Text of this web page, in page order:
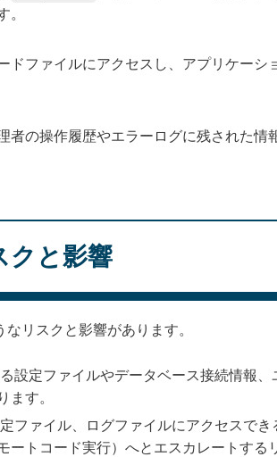
。
ドファイルにアクセスし、アプリケーシ
者の操作履歴やエラーログに残された情
クと影響
リスクと影響があります。
設定ファイルやデータベース接続情報
ます。
ファイル、ログファイルにアクセスで
ートコード実行）へとエスカレートする